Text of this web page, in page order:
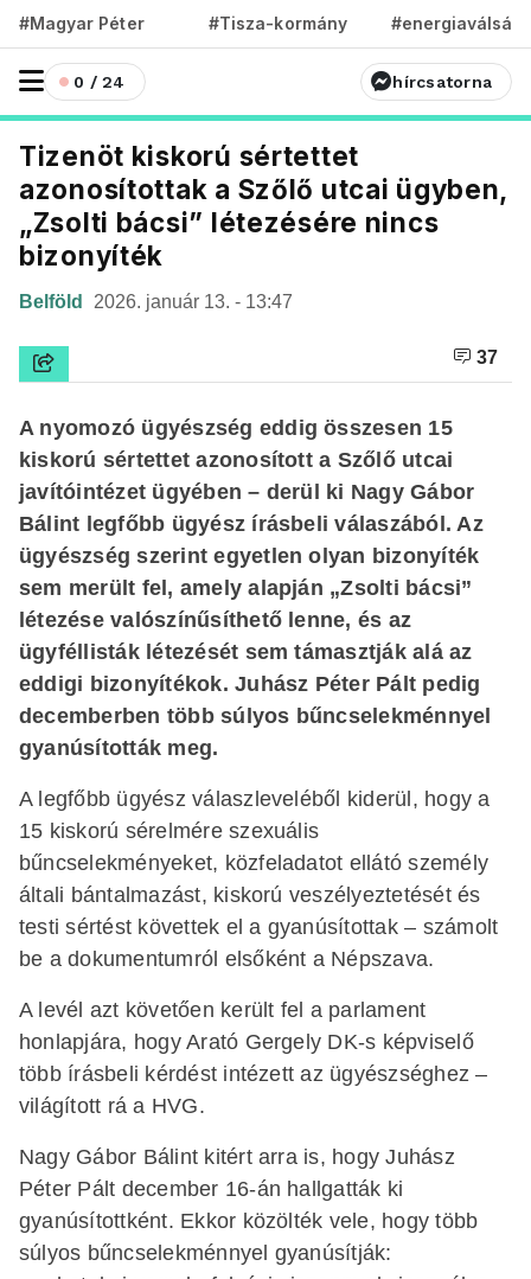
#Magyar Péter #Tisza-kormány #energiaválság
0 / 24 hírcsatorna
Tizenöt kiskorú sértettet
azonosítottak a Szőlő utcai ügyben,
„Zsolti bácsi” létezésére nincs
bizonyíték
Belföld 2026. január 13. - 13:47
37
A nyomozó ügyészség eddig összesen 15
kiskorú sértettet azonosított a Szőlő utcai
javítóintézet ügyében – derül ki Nagy Gábor
Bálint legfőbb ügyész írásbeli válaszából. Az
ügyészség szerint egyetlen olyan bizonyíték
sem merült fel, amely alapján „Zsolti bácsi”
létezése valószínűsíthető lenne, és az
ügyféllisták létezését sem támasztják alá az
eddigi bizonyítékok. Juhász Péter Pált pedig
decemberben több súlyos bűncselekménnyel
gyanúsították meg.
A legfőbb ügyész válaszleveléből kiderül, hogy a
15 kiskorú sérelmére szexuális
bűncselekményeket, közfeladatot ellátó személy
általi bántalmazást, kiskorú veszélyeztetését és
testi sértést követtek el a gyanúsítottak – számolt
be a dokumentumról elsőként a Népszava.
A levél azt követően került fel a parlament
honlapjára, hogy Arató Gergely DK-s képviselő
több írásbeli kérdést intézett az ügyészséghez –
világított rá a HVG.
Nagy Gábor Bálint kitért arra is, hogy Juhász
Péter Pált december 16-án hallgatták ki
gyanúsítottként. Ekkor közölték vele, hogy több
súlyos bűncselekménnyel gyanúsítják: